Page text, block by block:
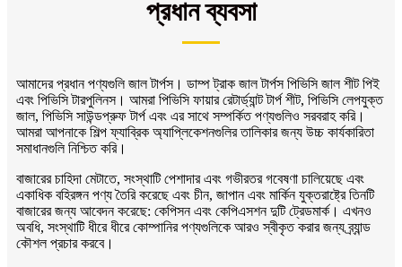
প্রধান ব্যবসা
আমাদের প্রধান পণ্যগুলি জাল টার্পস। ডাম্প ট্রাক জাল টার্পস পিভিসি জাল শীট পিই
এবং পিভিসি টারপুলিনস। আমরা পিভিসি ফায়ার রেটার্ড্যান্ট টার্প শীট, পিভিসি লেপযুক্ত
জাল, পিভিসি সাউন্ডপ্রুফ টার্প এবং এর সাথে সম্পর্কিত পণ্যগুলিও সরবরাহ করি।
আমরা আপনাকে শিল্প ফ্যাব্রিক অ্যাপ্লিকেশনগুলির তালিকার জন্য উচ্চ কার্যকারিতা
সমাধানগুলি নিশ্চিত করি।
বাজারের চাহিদা মেটাতে, সংস্থাটি পেশাদার এবং গভীরতর গবেষণা চালিয়েছে এবং
একাধিক বহিরঙ্গন পণ্য তৈরি করেছে এবং চীন, জাপান এবং মার্কিন যুক্তরাষ্ট্রে তিনটি
বাজারের জন্য আবেদন করেছে: কেপিসন এবং কেপিএসশন দুটি ট্রেডমার্ক। এখনও
অবধি, সংস্থাটি ধীরে ধীরে কোম্পানির পণ্যগুলিকে আরও স্বীকৃত করার জন্য ব্র্যান্ড
কৌশল প্রচার করবে।